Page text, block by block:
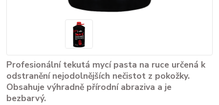
Profesionální tekutá mycí pasta na ruce určená k
odstranění nejodolnějších nečistot z pokožky.
Obsahuje výhradně přírodní abraziva a je
bezbarvý.